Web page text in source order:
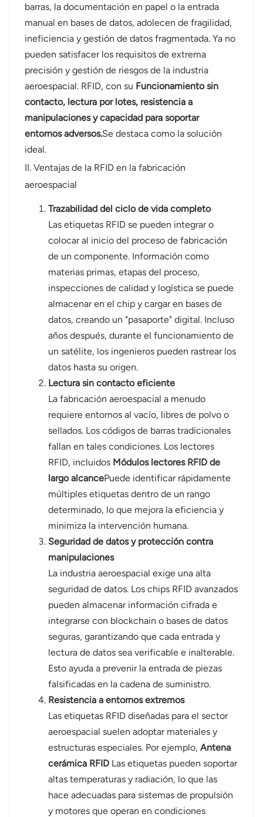
barras, la documentación en papel o la entrada
manual en bases de datos, adolecen de fragilidad,
ineficiencia y gestión de datos fragmentada. Ya no
pueden satisfacer los requisitos de extrema
precisión y gestión de riesgos de la industria
aeroespacial. RFID, con su Funcionamiento sin
contacto, lectura por lotes, resistencia a
manipulaciones y capacidad para soportar
entornos adversos.Se destaca como la solución
ideal.
II. Ventajas de la RFID en la fabricación
aeroespacial
Trazabilidad del ciclo de vida completo
Las etiquetas RFID se pueden integrar o
colocar al inicio del proceso de fabricación
de un componente. Información como
materias primas, etapas del proceso,
inspecciones de calidad y logística se puede
almacenar en el chip y cargar en bases de
datos, creando un "pasaporte" digital. Incluso
años después, durante el funcionamiento de
un satélite, los ingenieros pueden rastrear los
datos hasta su origen.
Lectura sin contacto eficiente
La fabricación aeroespacial a menudo
requiere entornos al vacío, libres de polvo o
sellados. Los códigos de barras tradicionales
fallan en tales condiciones. Los lectores
RFID, incluidos Módulos lectores RFID de
largo alcancePuede identificar rápidamente
múltiples etiquetas dentro de un rango
determinado, lo que mejora la eficiencia y
minimiza la intervención humana.
Seguridad de datos y protección contra
manipulaciones
La industria aeroespacial exige una alta
seguridad de datos. Los chips RFID avanzados
pueden almacenar información cifrada e
integrarse con blockchain o bases de datos
seguras, garantizando que cada entrada y
lectura de datos sea verificable e inalterable.
Esto ayuda a prevenir la entrada de piezas
falsificadas en la cadena de suministro.
Resistencia a entornos extremos
Las etiquetas RFID diseñadas para el sector
aeroespacial suelen adoptar materiales y
estructuras especiales. Por ejemplo,Antena
cerámica RFID Las etiquetas pueden soportar
altas temperaturas y radiación, lo que las
hace adecuadas para sistemas de propulsión
y motores que operan en condiciones